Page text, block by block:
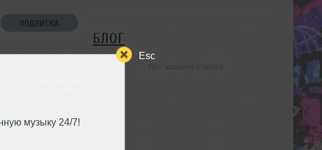
Esc
музыку 24/7!
ПОДПИСКА
БЛОГ